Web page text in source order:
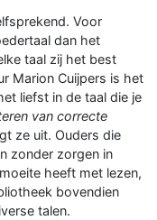
Voor
dan het
taal zij het best
Marion Cuijpers is het
liefst in de taal die je
van correcte
ze uit. Ouders die
zonder zorgen in
heeft met lezen,
bovendien
talen.